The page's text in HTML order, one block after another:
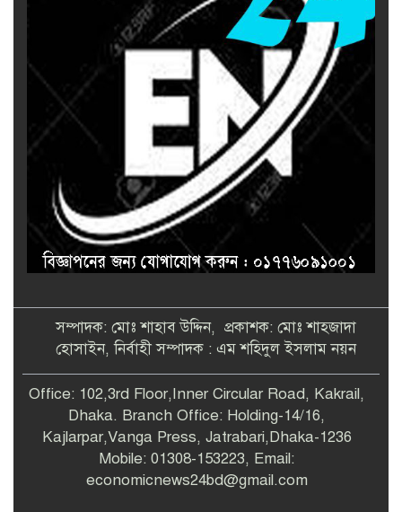
সম্পাদক: মোঃ শাহাব উদ্দিন, প্রকাশক: মোঃ শাহজাদা
হোসাইন, নির্বাহী সম্পাদক : এম শহিদুল ইসলাম নয়ন
Office: 102,3rd Floor,Inner Circular Road, Kakrail,
Dhaka. Branch Office: Holding-14/16,
Kajlarpar,Vanga Press, Jatrabari,Dhaka-1236
Mobile: 01308-153223, Email:
economicnews24bd@gmail.com